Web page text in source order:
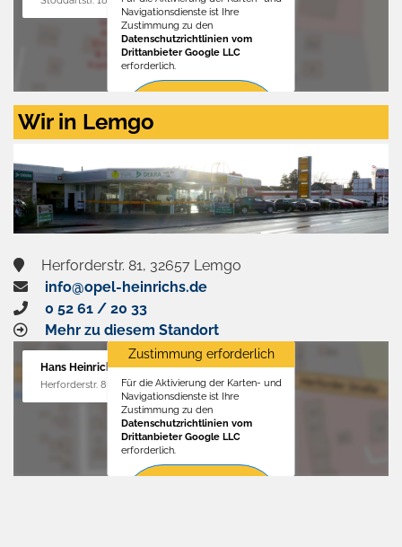
Navigationsdienste ist Ihre
Zustimmung zu den
Datenschutzrichtlinien vom
Drittanbieter Google LLC
erforderlich.
Zustimmen
aktivieren
Wir in Lemgo
Herforderstr. 81, 32657 Lemgo
info@opel-heinrichs.de
0 52 61 / 20 33
Mehr zu diesem Standort
Hans Heinrichs GmbH
Herforderstr. 81, 32657 Lemgo
Zustimmung erforderlich
Für die Aktivierung der Karten- und
Navigationsdienste ist Ihre
Zustimmung zu den
Datenschutzrichtlinien vom
Drittanbieter Google LLC
erforderlich.